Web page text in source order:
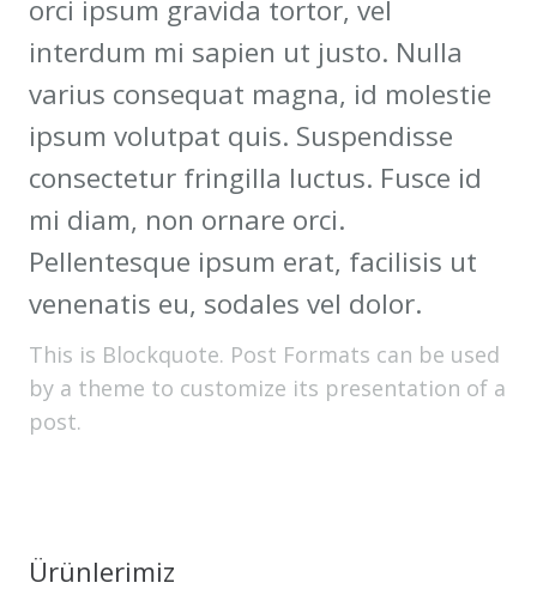
orci ipsum gravida tortor, vel
interdum mi sapien ut justo. Nulla
varius consequat magna, id molestie
ipsum volutpat quis. Suspendisse
consectetur fringilla luctus. Fusce id
mi diam, non ornare orci.
Pellentesque ipsum erat, facilisis ut
venenatis eu, sodales vel dolor.
This is Blockquote. Post Formats can be used
by a theme to customize its presentation of a
post.
Ürünlerimiz